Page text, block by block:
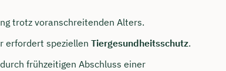
trotz voranschreitenden Alters.
erfordert speziellen Tiergesundheitsschutz.
frühzeitigen Abschluss einer